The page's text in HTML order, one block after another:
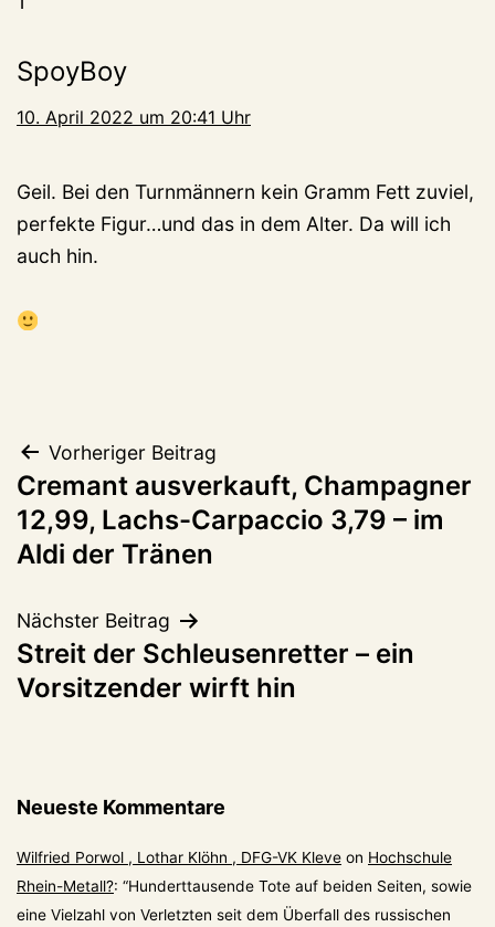
SpoyBoy
10. April 2022 um 20:41 Uhr
Geil. Bei den Turnmännern kein Gramm Fett zuviel,
perfekte Figur…und das in dem Alter. Da will ich
auch hin.
Beitragsnavigation
Vorheriger Beitrag
Cremant ausverkauft, Champagner
12,99, Lachs-Carpaccio 3,79 – im
Aldi der Tränen
Nächster Beitrag
Streit der Schleusenretter – ein
Vorsitzender wirft hin
Neueste Kommentare
Wilfried Porwol , Lothar Klöhn , DFG-VK Kleve on Hochschule
Rhein-Metall?: “Hunderttausende Tote auf beiden Seiten, sowie
eine Vielzahl von Verletzten seit dem Überfall des russischen